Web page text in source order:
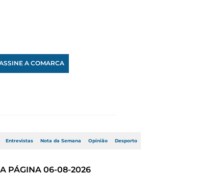
A COMARCA
Entrevistas Nota da Semana Opinião Desporto
PÁGINA 06-08-2026